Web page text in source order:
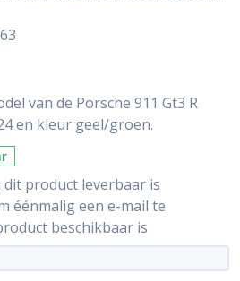
van de Porsche 911 Gt3 R
en kleur geel/groen.
product leverbaar is
éénmalig een e-mail te
beschikbaar is